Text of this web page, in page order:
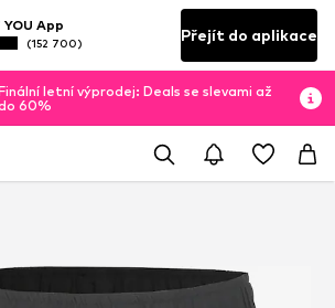
YOU App
(152 700) Přejít do aplikace
letní výprodej: Deals se slevami až
60%